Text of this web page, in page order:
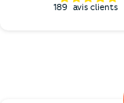
189 avis clients